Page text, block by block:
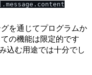
を通じてプログラムか
の機能は限定的です
込む用途では十分でし